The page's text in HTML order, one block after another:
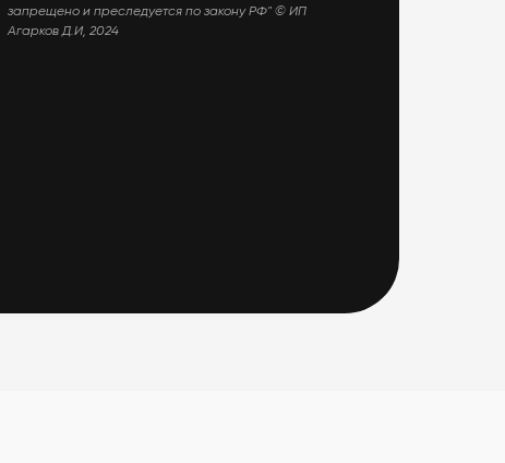
запрещено и преследуется по закону РФ" © ИП
Агарков Д.И, 2024